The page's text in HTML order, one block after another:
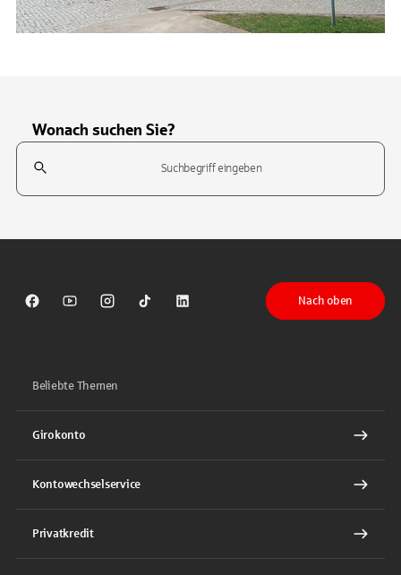
Wonach suchen Sie?
Suchfeld
Sparkasse auf Facebook
Sparkasse auf Youtube
Sparkasse auf Instagram
Sparkasse auf TikTok
Sparkasse auf LinkedIn
Nach oben
Beliebte Themen
Girokonto
Kontowechselservice
Privatkredit